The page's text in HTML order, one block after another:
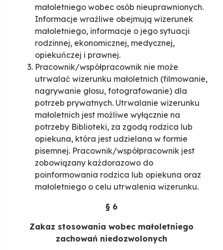
małoletniego wobec osób nieuprawnionych.
Informacje wrażliwe obejmują wizerunek
małoletniego, informacje o jego sytuacji
rodzinnej, ekonomicznej, medycznej,
opiekuńczej i prawnej.
Pracownik/współpracownik nie może
utrwalać wizerunku małoletnich (filmowanie,
nagrywanie głosu, fotografowanie) dla
potrzeb prywatnych. Utrwalanie wizerunku
małoletnich jest możliwe wyłącznie na
potrzeby Biblioteki, za zgodą rodzica lub
opiekuna, która jest udzielana w formie
pisemnej. Pracownik/współpracownik jest
zobowiązany każdorazowo do
poinformowania rodzica lub opiekuna oraz
małoletniego o celu utrwalenia wizerunku.
§ 6
Zakaz stosowania wobec małoletniego
zachowań niedozwolonych